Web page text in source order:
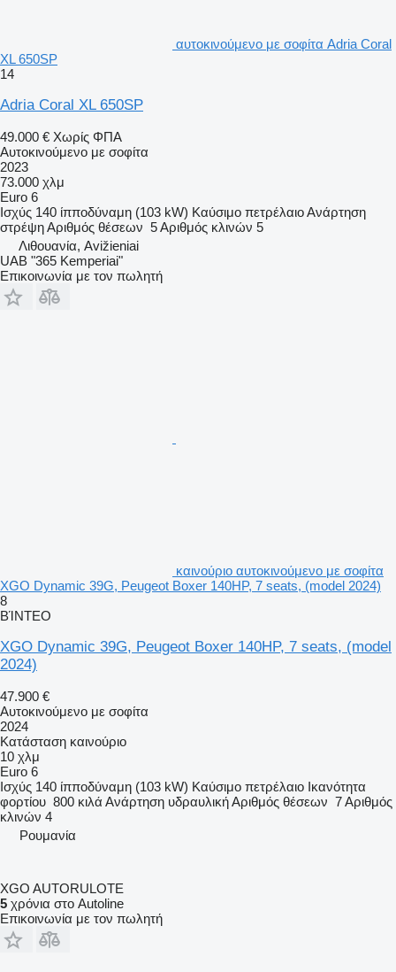
αυτοκινούμενο με σοφίτα Adria Coral
XL 650SP
14
Adria Coral XL 650SP
49.000 € Χωρίς ΦΠΑ
Αυτοκινούμενο με σοφίτα
2023
73.000 χλμ
Euro 6
Ισχύς 140 ίπποδύναμη (103 kW) Καύσιμο πετρέλαιοΑνάρτηση
στρέψηΑριθμός θέσεων 5Αριθμός κλινών 5
Λιθουανία, Avižieniai
UAB "365 Kemperiai"
Επικοινωνία με τον πωλητή
καινούριο αυτοκινούμενο με σοφίτα
XGO Dynamic 39G, Peugeot Boxer 140HP, 7 seats, (model 2024)
8
ΒΊΝΤΕΟ
XGO Dynamic 39G, Peugeot Boxer 140HP, 7 seats, (model
2024)
47.900 €
Αυτοκινούμενο με σοφίτα
2024
Κατάσταση καινούριο
10 χλμ
Euro 6
Ισχύς 140 ίπποδύναμη (103 kW) Καύσιμο πετρέλαιο Ικανότητα
φορτίου 800 κιλά Ανάρτηση υδραυλικήΑριθμός θέσεων 7Αριθμός
κλινών 4
Ρουμανία
XGO AUTORULOTE
5 χρόνια στο Autoline
Επικοινωνία με τον πωλητή